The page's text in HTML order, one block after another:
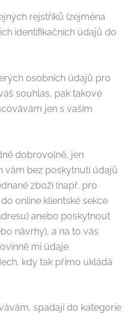
rejstříků (zejména
identifikačních údajů do
osobních údajů pro
souhlas, pak takové
jen s vaším
dobrovolně, jen
vám bez poskytnutí údajů
zboží (např. pro
online klientské sekce
anebo poskytnout
návrhy), a na to vás
mi údaje
kdy tak přímo ukládá
spadají do kategorie